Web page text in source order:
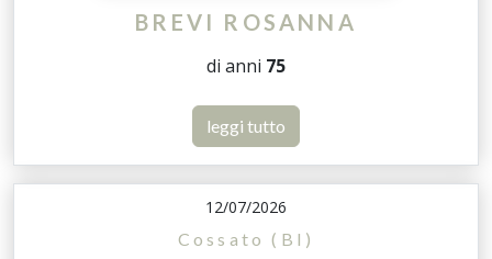
BREVI ROSANNA
di anni 75
leggi tutto
12/07/2026
Cossato (BI)